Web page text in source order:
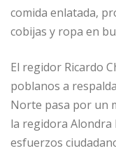
comida enlatada,
cobijas y ropa en
El regidor Ricardo
poblanos a
Norte pasa por un
la regidora Alondra
esfuerzos